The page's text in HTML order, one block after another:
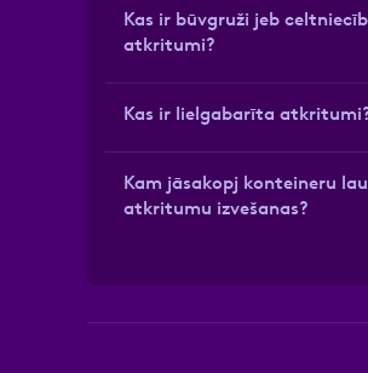
Kas ir būvgruži jeb
atkritumi?
Kas ir lielgabarīta
Kam jāsakopj konteineru
atkritumu izvešanas?